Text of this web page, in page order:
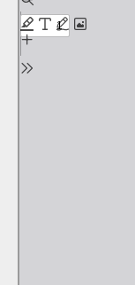
PDF
content